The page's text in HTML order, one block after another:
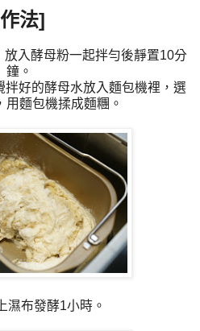
法]
入酵母粉一起拌勻後靜置10分
鐘。
拌好的酵母水放入麵包機裡，選
用麵包機揉成麵糰。
濕布發酵1小時。